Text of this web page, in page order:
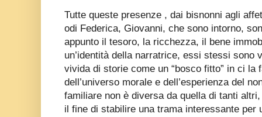
Tutte queste presenze , dai bisnonni agli
odi Federica, Giovanni, che sono intorno,
appunto il tesoro, la ricchezza, il bene
un’identità della narratrice, essi stessi sono
vivida di storie come un “bosco fitto” in ci la
dell’universo morale e dell’esperienza del
familiare non è diversa da quella di tanti
il fine di stabilire una trama interessante per